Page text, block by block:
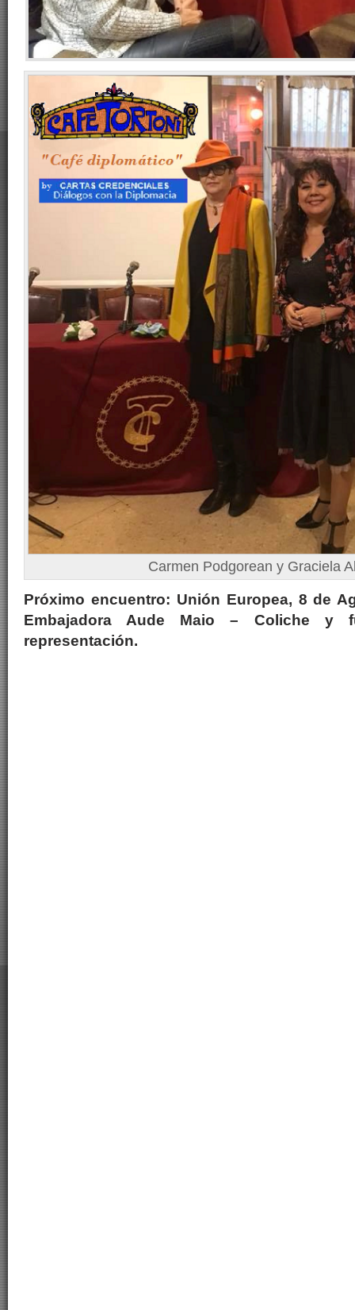
Carmen Podgorean y Graciela
Próximo encuentro: Unión Europea, 8 de
Embajadora Aude Maio – Coliche y
representación.